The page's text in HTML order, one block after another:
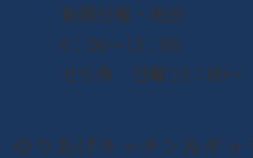
​毎週日曜・祝日
6：00〜13：00
せり市 日曜 10：00〜
ゆりあげキッチン＆ギャ